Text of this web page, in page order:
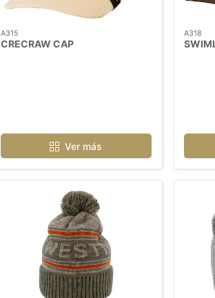
A315
CRECRAW CAP
Ver más
A318